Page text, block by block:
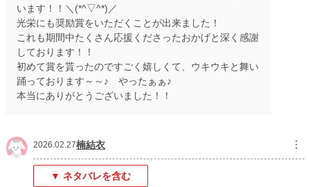
います！！＼(*^▽^*)／
光栄にも奨励賞をいただくことが出来ました！
これも期間中たくさん応援くださったおかげと深く感謝
しております！！
初めて賞を貰ったのですごく嬉しくて、ウキウキと舞い
踊っております～～♪ やったぁぁ♪
本当にありがとうございました！！
2026.02.27楠結衣 ︙
▼ ネタバレを含む